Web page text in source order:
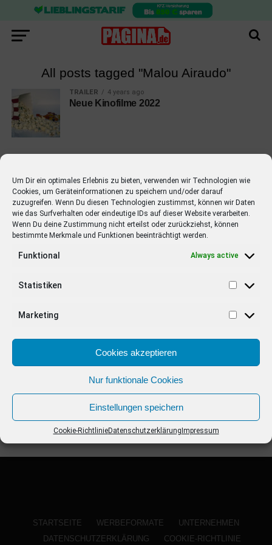
Um Dir ein optimales Erlebnis zu bieten, verwenden wir Technologien wie
Cookies, um Geräteinformationen zu speichern und/oder darauf
zuzugreifen. Wenn Du diesen Technologien zustimmst, können wir Daten
wie das Surfverhalten oder eindeutige IDs auf dieser Website verarbeiten.
Wenn Du deine Zustimmung nicht erteilst oder zurückziehst, können
bestimmte Merkmale und Funktionen beeinträchtigt werden.
Funktional Always active
Statistiken
Marketing
Cookies akzeptieren
Nur funktionale Cookies
Einstellungen speichern
Cookie-RichtlinieDatenschutzerklärung Impressum
All posts tagged "Malou Airaudo"
TRAILER 4 years ago
Neue Kinofilme 2022
EMPFOHLEN
STARS 4 years ago
Barbara Schöneberger Moderatorin
von “Verstehen Sie Spaß?”
STARTSEITE WERBEFORMATE
UNTERNEHMEN
DATENSCHUTZERKLÄRUNG
COOKIE-RICHTLINIE